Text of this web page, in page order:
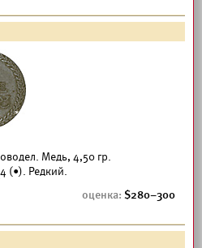
Медь, 4,50 гр.
4 (•). Редкий.
280–300